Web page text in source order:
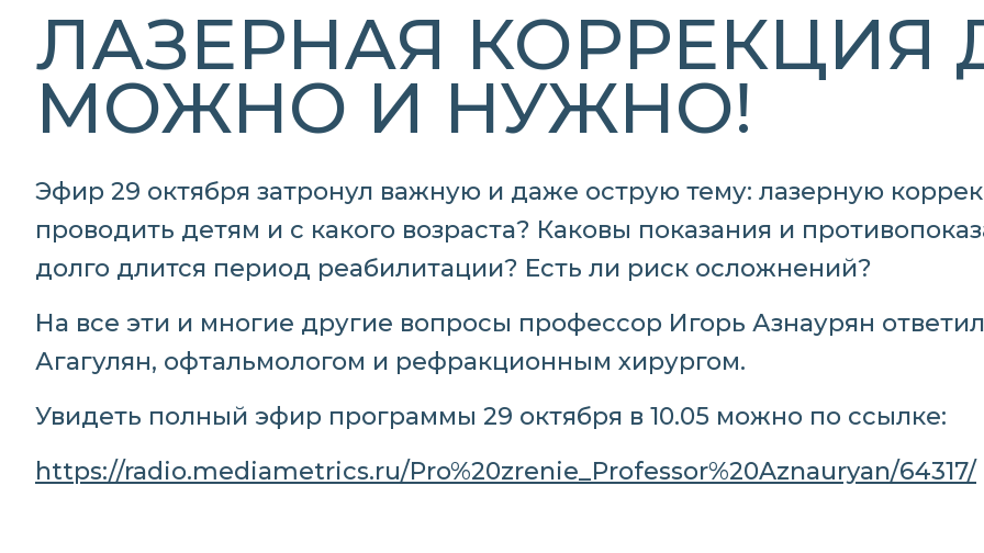
ЛАЗЕРНАЯ КОРРЕКЦИЯ
МОЖНО И НУЖНО!
Эфир 29 октября затронул важную и даже острую тему: лазерную
проводить детям и с какого возраста? Каковы показания и
долго длится период реабилитации? Есть ли риск осложнений?
На все эти и многие другие вопросы профессор Игорь Азнаурян
Агагулян, офтальмологом и рефракционным хирургом.
Увидеть полный эфир программы 29 октября в 10.05 можно по ссылке:
https://radio.mediametrics.ru/Pro%20zrenie_Professor%20Aznauryan/64317/